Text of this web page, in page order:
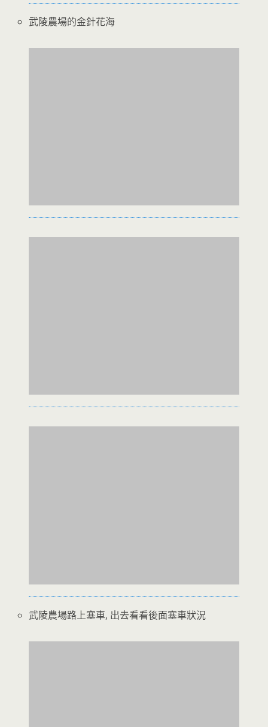
武陵農場的金針花海
武陵農場路上塞車, 出去看看後面塞車狀況